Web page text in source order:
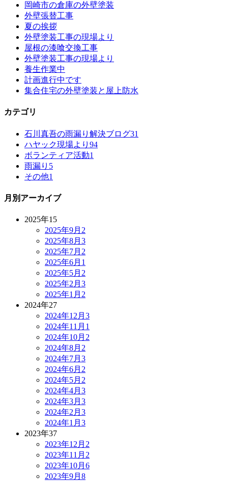
岡崎市の倉庫の外壁塗装
外壁張替工事
夏の挨拶
外壁塗装工事の現場より
屋根の漆喰交換工事
外壁塗装工事の現場より
養生作業中
計画進行中です
集合住宅の外壁塗装と屋上防水
カテゴリ
石川真吾の雨漏り解決ブログ31
ハヤック現場より 94
ボランティア活動1
雨漏り 5
その他1
月別アーカイブ
2025年15
2025年9月 2
2025年8月 3
2025年7月 2
2025年6月 1
2025年5月 2
2025年2月 3
2025年1月 2
2024年27
2024年12月 3
2024年11月 1
2024年10月 2
2024年8月 2
2024年7月 3
2024年6月 2
2024年5月 2
2024年4月 3
2024年3月 3
2024年2月 3
2024年1月 3
2023年37
2023年12月 2
2023年11月 2
2023年10月 6
2023年9月 8